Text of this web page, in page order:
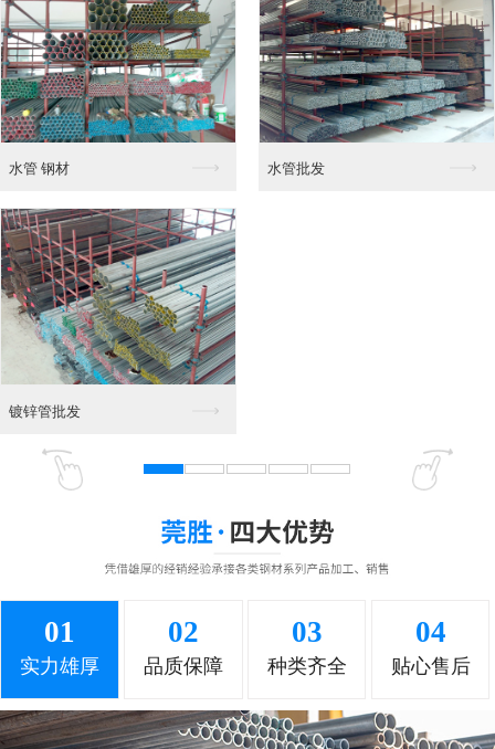
角铁 槽钢 角铁销售部
01
实力雄厚
02
品质保障
03
种类齐全
04
贴心售后